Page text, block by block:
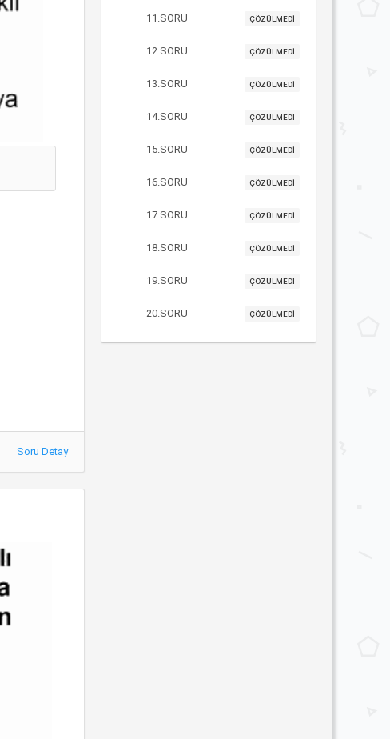
Soru Detay
11.SORU ÇÖZÜLMEDİ
12.SORU ÇÖZÜLMEDİ
13.SORU ÇÖZÜLMEDİ
14.SORU ÇÖZÜLMEDİ
15.SORU ÇÖZÜLMEDİ
16.SORU ÇÖZÜLMEDİ
17.SORU ÇÖZÜLMEDİ
18.SORU ÇÖZÜLMEDİ
19.SORU ÇÖZÜLMEDİ
20.SORU ÇÖZÜLMEDİ